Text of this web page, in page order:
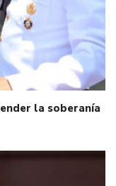
la soberanía